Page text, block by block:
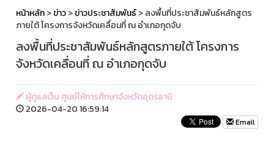
หน้าหลัก>ข่าว>ข่าวประชาสัมพันธ์> ลงพื้นที่ประชาสัมพันธ์หลักสูตร
ภายใต้ โครงการจังหวัดเคลื่อนที่ ณ อำเภอกุดจับ
ลงพื้นที่ประชาสัมพันธ์หลักสูตรภายใต้ โครงการ
จังหวัดเคลื่อนที่ ณ อำเภอกุดจับ
ผู้ดูแลเว็บ ศูนย์ให้การศึกษาจังหวัดอุดรธานี
2026-04-20 16:59:14
Email